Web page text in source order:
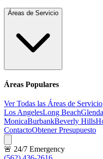
Áreas de Servicio
Áreas Populares
Ver Todas las Áreas de Servicio
Los AngelesLong Beach
MonicaBurbankBeverly Hills
ContactoObtener Presupuesto
🚨 24/7 Emergency